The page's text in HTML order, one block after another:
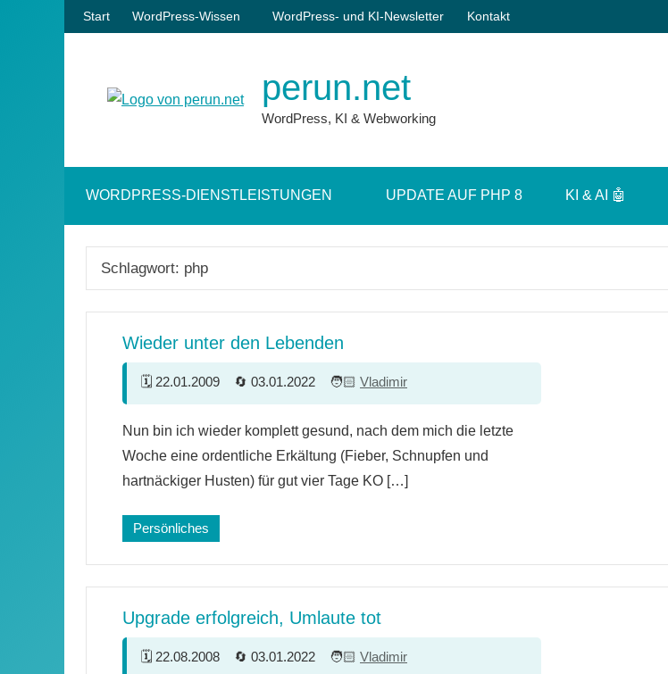
Zum
Inhalt
Start WordPress-Wissen WordPress- und KI-Newsletter Kontakt
perun.net
WordPress, KI & Webworking
WORDPRESS-DIENSTLEISTUNGEN UPDATE AUF PHP 8 KI & AI 🤖
Schlagwort: php
Wieder unter den Lebenden
22.01.2009 03.01.2022 Vladimir
Kommentare
Nun bin ich wieder komplett gesund, nach dem mich die letzte
Woche eine ordentliche Erkältung (Fieber, Schnupfen und
hartnäckiger Husten) für gut vier Tage KO […]
Persönliches
Upgrade erfolgreich, Umlaute tot
22.08.2008 03.01.2022 Vladimir